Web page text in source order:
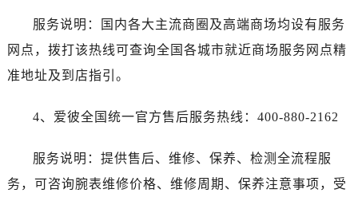
服务说明：国内各大主流商圈及高端商场均设有服务
网点，拨打该热线可查询全国各城市就近商场服务网点精
准地址及到店指引。
4、爱彼全国统一官方售后服务热线：400-880-2162
服务说明：提供售后、维修、保养、检测全流程服
务，可咨询腕表维修价格、维修周期、保养注意事项，受